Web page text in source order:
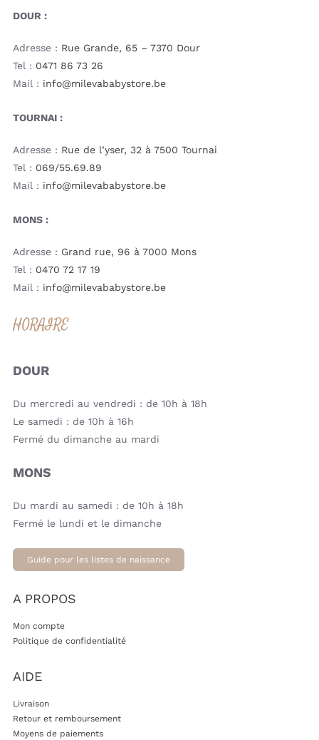
DOUR :
Adresse : Rue Grande, 65 – 7370 Dour
Tel : 0471 86 73 26
Mail : info@milevababystore.be
TOURNAI :
Adresse : Rue de l’yser, 32 à 7500 Tournai
Tel : 069/55.69.89
Mail : info@milevababystore.be
MONS :
Adresse : Grand rue, 96 à 7000 Mons
Tel : 0470 72 17 19
Mail : info@milevababystore.be
HORAIRE
DOUR
Du mercredi au vendredi : de 10h à 18h
Le samedi : de 10h à 16h
Fermé du dimanche au mardi
MONS
Du mardi au samedi : de 10h à 18h
Fermé le lundi et le dimanche
Guide pour les listes de naissance
A PROPOS
Mon compte
Politique de confidentialité
AIDE
Livraison
Retour et remboursement
Moyens de paiements